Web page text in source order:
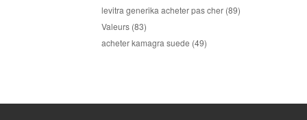
levitra generika acheter pas cher (89)
Valeurs (83)
acheter kamagra suede (49)